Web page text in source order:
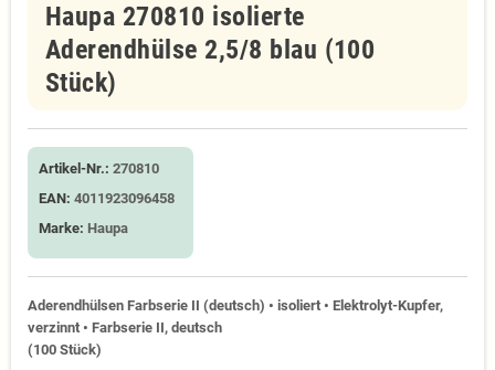
Haupa 270810 isolierte
Aderendhülse 2,5/8 blau (100
Stück)
Artikel-Nr.: 270810
EAN: 4011923096458
Marke: Haupa
Aderendhülsen Farbserie II (deutsch) • isoliert • Elektrolyt-Kupfer,
verzinnt • Farbserie II, deutsch
(100 Stück)